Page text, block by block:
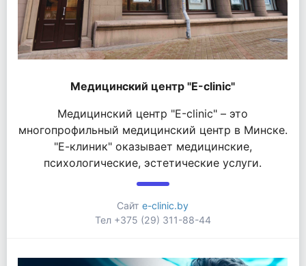
Медицинский центр "Е-clinic"
Медицинский центр "Е-clinic" – это
многопрофильный медицинский центр в Минске.
"Е-клиник" оказывает медицинские,
психологические, эстетические услуги.
Сайт e-clinic.by
Тел +375 (29) 311-88-44